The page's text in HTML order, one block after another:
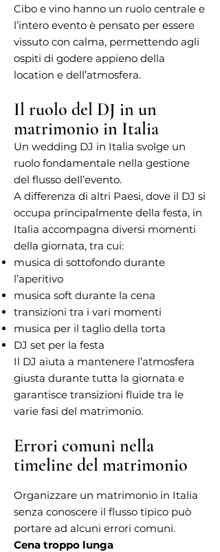
Cibo e vino hanno un ruolo centrale e
l’intero evento è pensato per essere
vissuto con calma, permettendo agli
ospiti di godere appieno della
location e dell’atmosfera.
Il ruolo del DJ in un
matrimonio in Italia
Un wedding DJ in Italia svolge un
ruolo fondamentale nella gestione
del flusso dell’evento.
A differenza di altri Paesi, dove il DJ si
occupa principalmente della festa, in
Italia accompagna diversi momenti
della giornata, tra cui:
musica di sottofondo durante
l’aperitivo
musica soft durante la cena
transizioni tra i vari momenti
musica per il taglio della torta
DJ set per la festa
Il DJ aiuta a mantenere l’atmosfera
giusta durante tutta la giornata e
garantisce transizioni fluide tra le
varie fasi del matrimonio.
Errori comuni nella
timeline del matrimonio
Organizzare un matrimonio in Italia
senza conoscere il flusso tipico può
portare ad alcuni errori comuni.
Cena troppo lunga